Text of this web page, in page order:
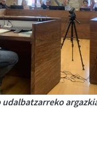
udalbatzarreko